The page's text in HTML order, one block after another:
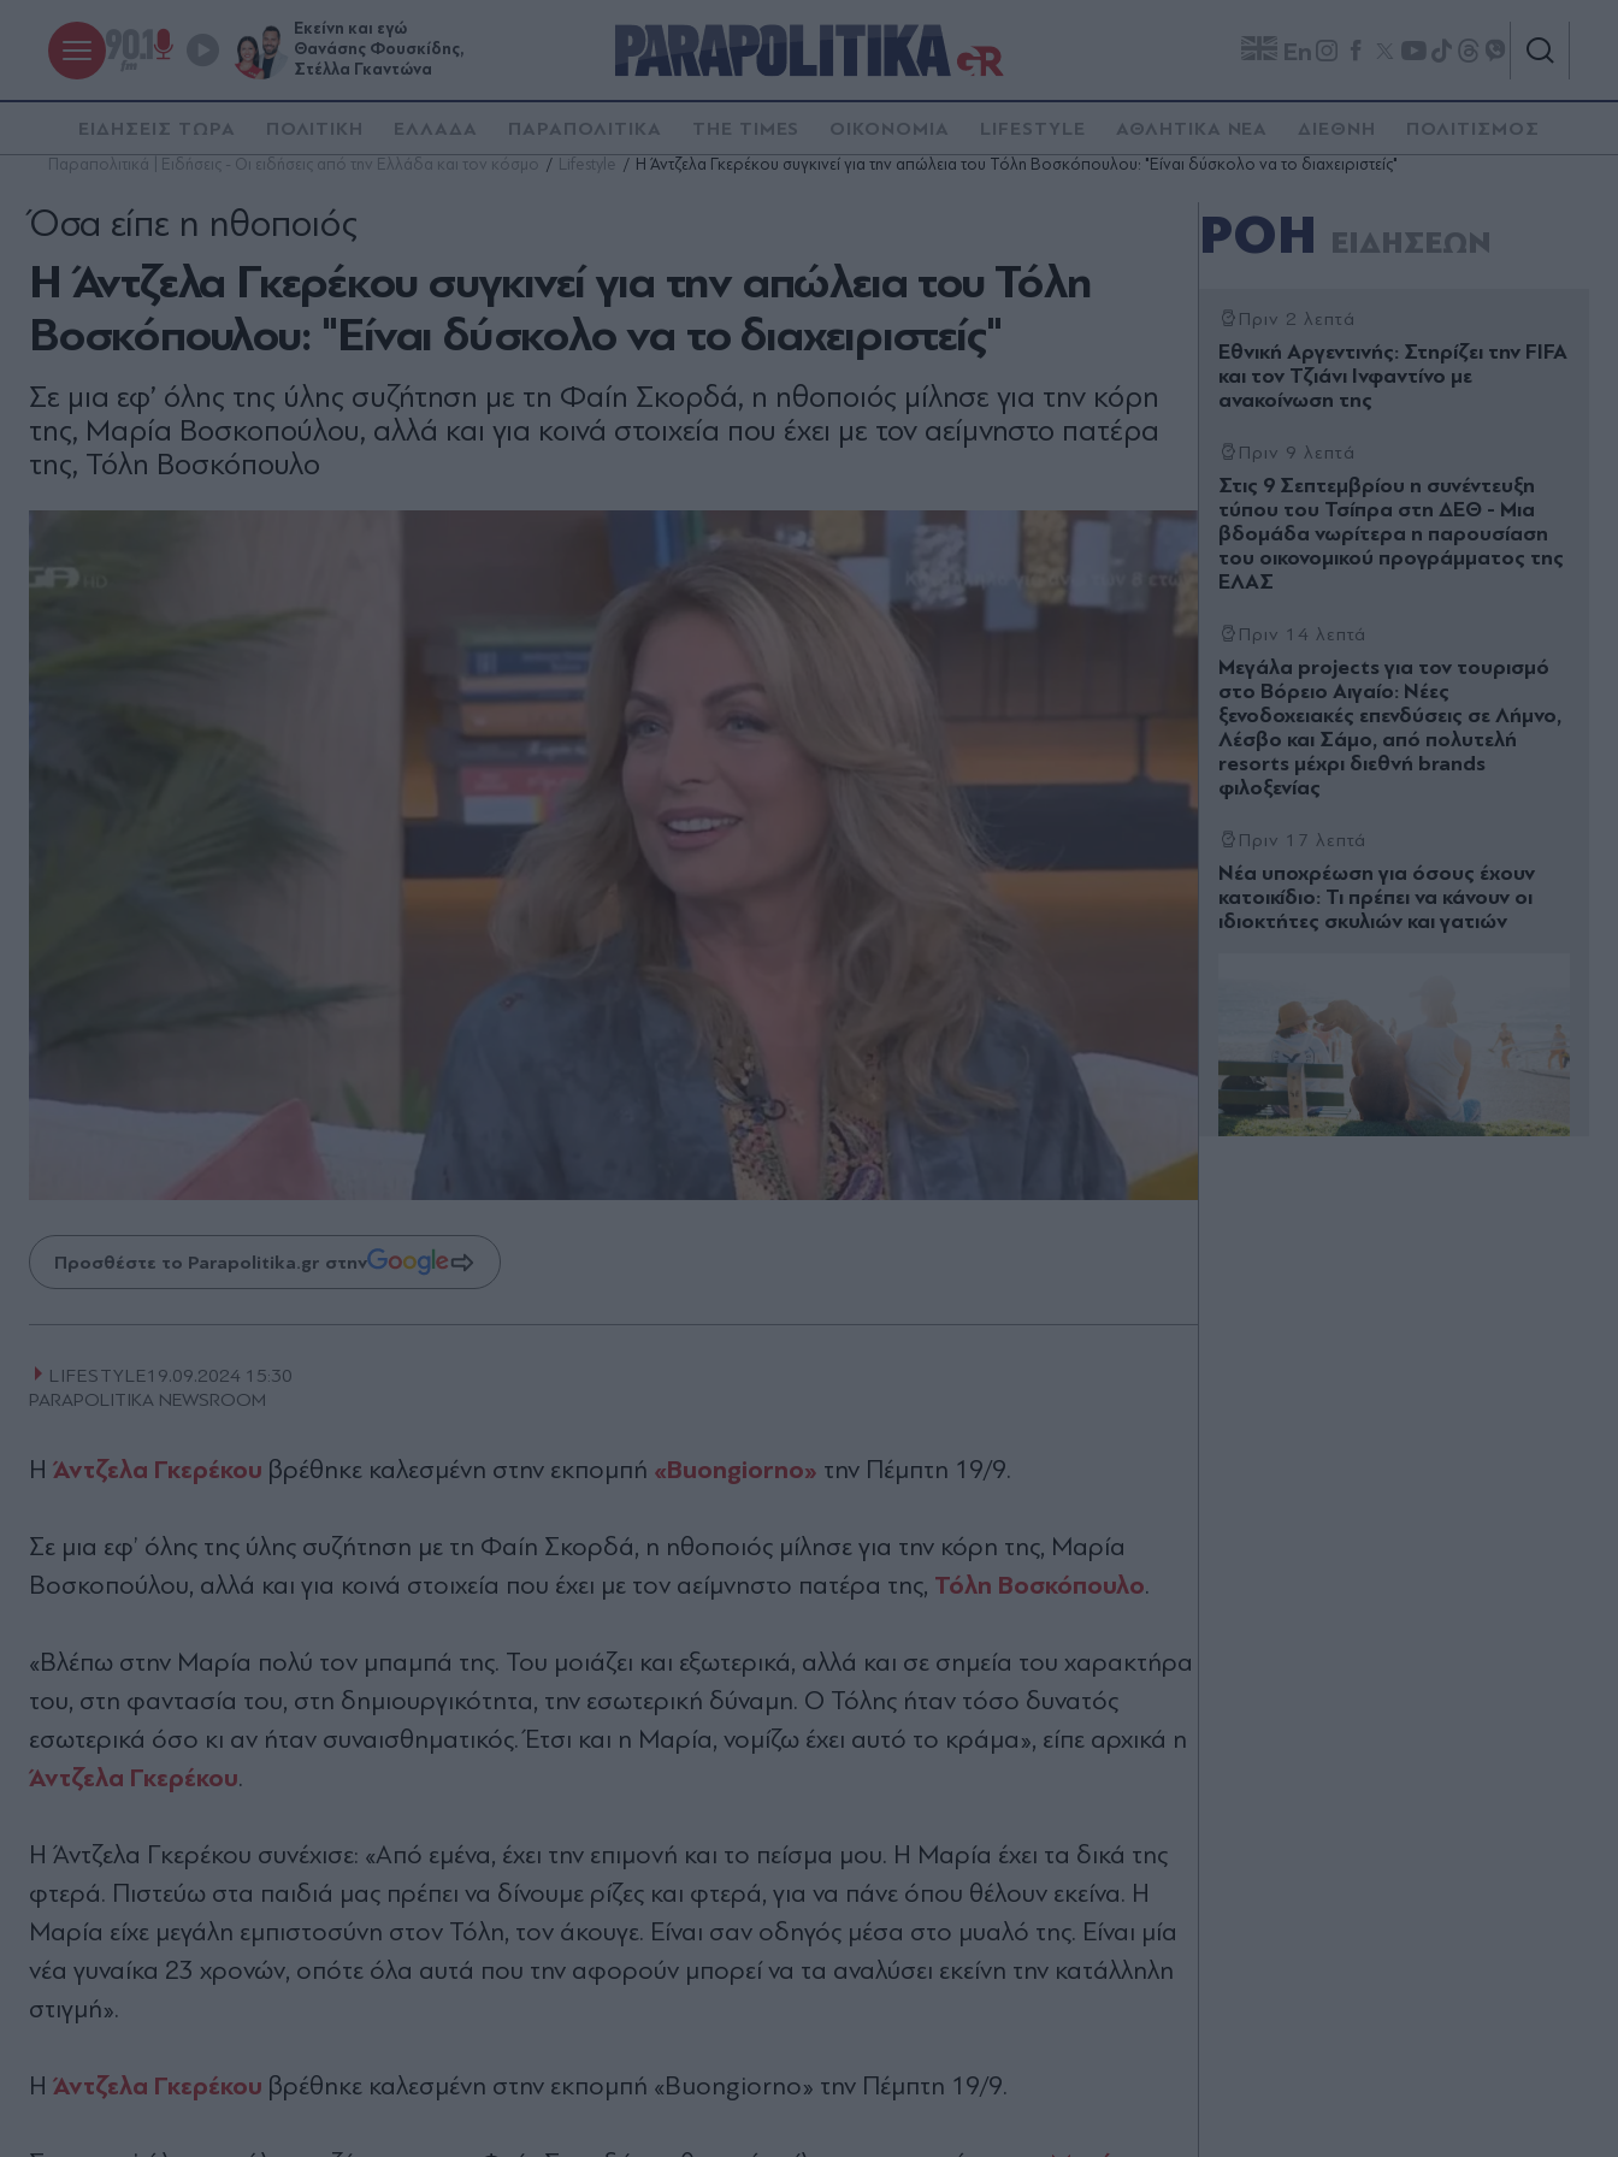
Εκείνη και εγώ
Θανάσης Φουσκίδης,
Στέλλα Γκαντώνα
En
ΕΙΔΗΣΕΙΣ ΤΩΡΑ ΠΟΛΙΤΙΚΗ ΕΛΛΑΔΑ ΠΑΡΑΠΟΛΙΤΙΚΑ THE TIMES ΟΙΚΟΝΟΜΙΑ LIFESTYLE ΑΘΛΗΤΙΚΑ ΝΕΑ ΔΙΕΘΝΗ ΠΟΛΙΤΙΣΜΟΣ
Παραπολιτικά | Ειδήσεις - Οι ειδήσεις από την Ελλάδα και τον κόσμο Lifestyle Η Άντζελα Γκερέκου συγκινεί για την απώλεια του Τόλη Βοσκόπουλου: "Είναι δύσκολο να το διαχειριστείς"
Η Άντζελα Γκερέκου συγκινεί για την απώλεια του Τόλη
Βοσκόπουλου: "Είναι δύσκολο να το διαχειριστείς"
Όσα είπε η ηθοποιός
Σε μια εφ’ όλης της ύλης συζήτηση με τη Φαίη Σκορδά, η ηθοποιός μίλησε για την κόρη
της, Μαρία Βοσκοπούλου, αλλά και για κοινά στοιχεία που έχει με τον αείμνηστο πατέρα
της, Τόλη Βοσκόπουλο
Προσθέστε το Parapolitika.gr στην
LIFESTYLE19.09.2024 15:30
PARAPOLITIKA NEWSROOM
Η Άντζελα Γκερέκου βρέθηκε καλεσμένη στην εκπομπή «Buongiorno» την Πέμπτη 19/9.
Σε μια εφ’ όλης της ύλης συζήτηση με τη Φαίη Σκορδά, η ηθοποιός μίλησε για την κόρη της, Μαρία
Βοσκοπούλου, αλλά και για κοινά στοιχεία που έχει με τον αείμνηστο πατέρα της, Τόλη Βοσκόπουλο.
«Βλέπω στην Μαρία πολύ τον μπαμπά της. Του μοιάζει και εξωτερικά, αλλά και σε σημεία του χαρακτήρα
του, στη φαντασία του, στη δημιουργικότητα, την εσωτερική δύναμη. Ο Τόλης ήταν τόσο δυνατός
εσωτερικά όσο κι αν ήταν συναισθηματικός. Έτσι και η Μαρία, νομίζω έχει αυτό το κράμα», είπε αρχικά η
Άντζελα Γκερέκου.
Η Άντζελα Γκερέκου συνέχισε: «Από εμένα, έχει την επιμονή και το πείσμα μου. Η Μαρία έχει τα δικά της
φτερά. Πιστεύω στα παιδιά μας πρέπει να δίνουμε ρίζες και φτερά, για να πάνε όπου θέλουν εκείνα. Η
Μαρία είχε μεγάλη εμπιστοσύνη στον Τόλη, τον άκουγε. Είναι σαν οδηγός μέσα στο μυαλό της. Είναι μία
νέα γυναίκα 23 χρονών, οπότε όλα αυτά που την αφορούν μπορεί να τα αναλύσει εκείνη την κατάλληλη
στιγμή».
Η Άντζελα Γκερέκου βρέθηκε καλεσμένη στην εκπομπή «Buongiorno» την Πέμπτη 19/9.
ΡΟΗ ΕΙΔΗΣΕΩΝ
Πριν 2 λεπτά
Εθνική Αργεντινής: Στηρίζει την FIFA
και τον Τζιάνι Ινφαντίνο με
ανακοίνωση της
Πριν 9 λεπτά
Στις 9 Σεπτεμβρίου η συνέντευξη
τύπου του Τσίπρα στη ΔΕΘ - Μια
βδομάδα νωρίτερα η παρουσίαση
του οικονομικού προγράμματος της
ΕΛΑΣ
Πριν 14 λεπτά
Μεγάλα projects για τον τουρισμό
στο Βόρειο Αιγαίο: Νέες
ξενοδοχειακές επενδύσεις σε Λήμνο,
Λέσβο και Σάμο, από πολυτελή
resorts μέχρι διεθνή brands
φιλοξενίας
Πριν 17 λεπτά
Νέα υποχρέωση για όσους έχουν
κατοικίδιο: Τι πρέπει να κάνουν οι
ιδιοκτήτες σκυλιών και γατιών